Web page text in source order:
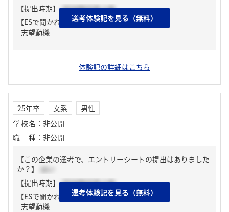
【提出時期】 2024年03月上旬
【ESで聞かれた質問】
志望動機
体験記の詳細はこちら
選考体験記を見る（無料）
25年卒 文系
男性
学校名 ： 非公開
職種 ： 非公開
【この企業の選考で、エントリーシートの提出はありました
か？】
はい
【提出時期】 2024年03月上旬
【ESで聞かれた質問】
志望動機
選考体験記を見る（無料）